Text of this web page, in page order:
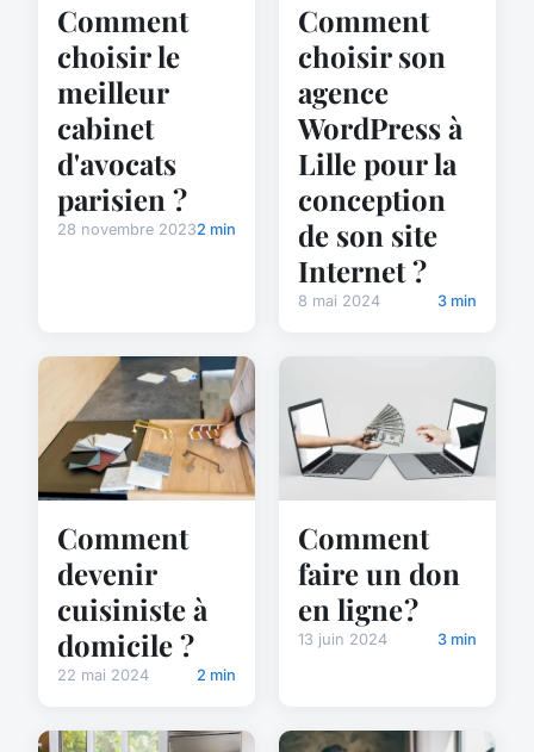
Comment
choisir le
meilleur
cabinet
d'avocats
parisien ?
28 novembre 20232 min
Comment
choisir son
agence
WordPress à
Lille pour la
conception
de son site
Internet ?
8 mai 2024 3 min
Comment
devenir
cuisiniste à
domicile ?
22 mai 2024 2 min
Comment
faire un don
en ligne ?
13 juin 2024 3 min